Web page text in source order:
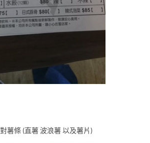
薯條 (直薯 波浪薯 以及薯片)